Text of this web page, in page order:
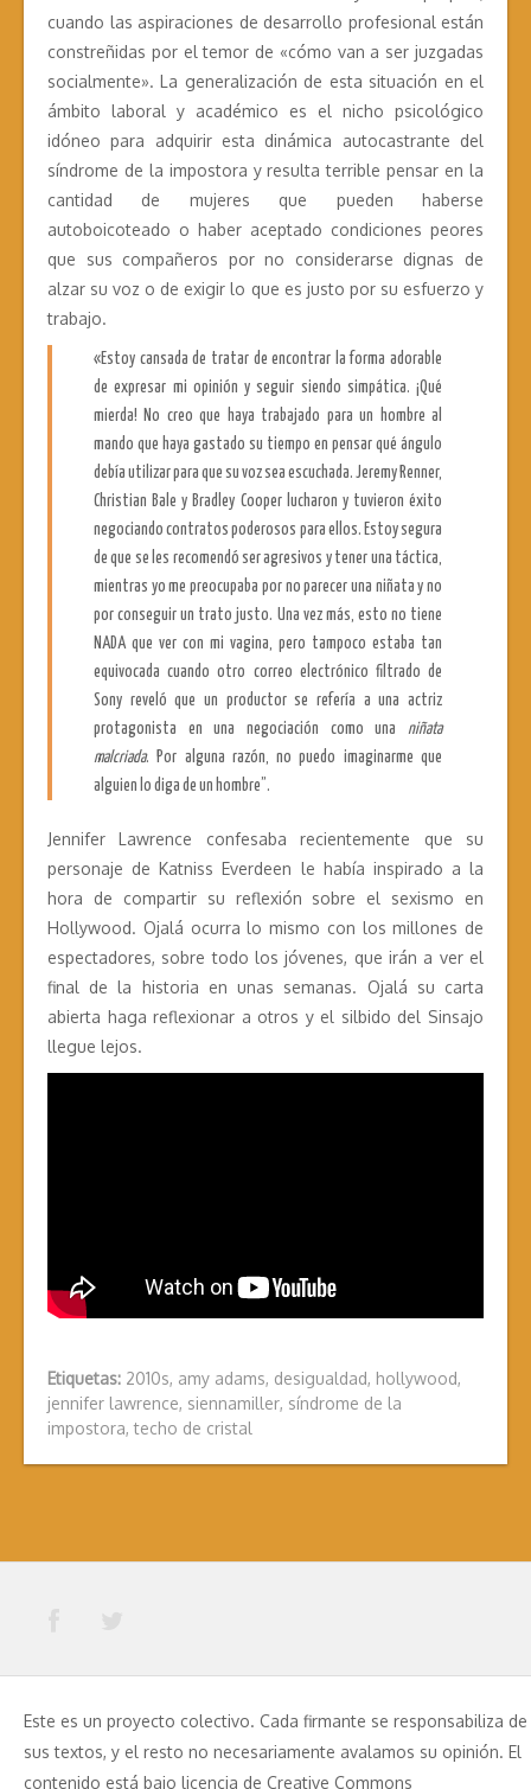
cuando las aspiraciones de desarrollo profesional están
constreñidas por el temor de «cómo van a ser juzgadas
socialmente». La generalización de esta situación en el
ámbito laboral y académico es el nicho psicológico
idóneo para adquirir esta dinámica autocastrante del
síndrome de la impostora y resulta terrible pensar en la
cantidad de mujeres que pueden haberse
autoboicoteado o haber aceptado condiciones peores
que sus compañeros por no considerarse dignas de
alzar su voz o de exigir lo que es justo por su esfuerzo y
trabajo.
«Estoy cansada de tratar de encontrar la forma adorable
de expresar mi opinión y seguir siendo simpática. ¡Qué
mierda! No creo que haya trabajado para un hombre al
mando que haya gastado su tiempo en pensar qué ángulo
debía utilizar para que su voz sea escuchada. Jeremy Renner,
Christian Bale y Bradley Cooper lucharon y tuvieron éxito
negociando contratos poderosos para ellos. Estoy segura
de que se les recomendó ser agresivos y tener una táctica,
mientras yo me preocupaba por no parecer una niñata y no
por conseguir un trato justo. Una vez más, esto no tiene
NADAque ver con mi vagina, pero tampoco estaba tan
equivocada cuando otro correo electrónico filtrado de
Sony reveló que un productor se refería a una actriz
protagonista en una negociación como una niñata
malcriada. Por alguna razón, no puedo imaginarme que
alguien lo diga de un hombre”.
Jennifer Lawrence confesaba recientemente que su
personaje de Katniss Everdeen le había inspirado a la
hora de compartir su reflexión sobre el sexismo en
Hollywood. Ojalá ocurra lo mismo con los millones de
espectadores, sobre todo los jóvenes, que irán a ver el
final de la historia en unas semanas. Ojalá su carta
abierta haga reflexionar a otros y el silbido del Sinsajo
llegue lejos.
Etiquetas: 2010s, amy adams, desigualdad, hollywood,
jennifer lawrence, siennamiller, síndrome de la
impostora,techo de cristal
Este es un proyecto colectivo. Cada firmante se responsabiliza de
sus textos, y el resto no necesariamente avalamos su opinión. El
contenido está bajo licencia de Creative Commons